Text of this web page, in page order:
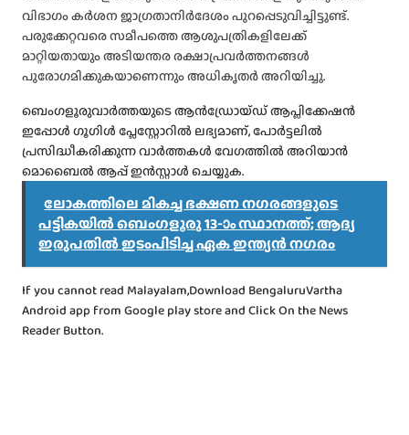
വിഭാഗം കർശന ജാഗ്രതാനിർദേശം പുറപ്പെടുവിച്ചിട്ടുണ്ട്.
പരുക്കേറ്റവരെ സമീപത്തെ ആശുപത്രികളിലേക്ക്
മാറ്റിയതായും അടിയന്തര രക്ഷാപ്രവർത്തനങ്ങൾ
പുരോഗമിക്കുകയാണെന്നും അധികൃതർ അറിയിച്ചു.
ബെംഗളൂരുവാർത്തയുടെ ആൻഡ്രോയ്ഡ് ആപ്ലിക്കേഷൻ
ഇപ്പോൾ ഗൂഗിൾ പ്ലേസ്റ്റോറിൽ ലഭ്യമാണ്, പോർട്ടലിൽ
പ്രസിദ്ധീകരിക്കുന്ന വാർത്തകൾ വേഗത്തിൽ അറിയാൻ
മൊബൈൽ ആപ്പ് ഇൻസ്റ്റാൾ ചെയ്യുക.
ലോകത്തിലെ മികച്ച ഭക്ഷണ നഗരങ്ങളുടെ
പട്ടികയിൽ ബെംഗളൂരു 13-ാം സ്ഥാനത്ത്; ആദ്യ
ഇരുപതിൽ ഇടംപിടിച്ച ഏക ഇന്ത്യൻ നഗരം
If you cannot read Malayalam,Download BengaluruVartha
Android app from Google play store and Click On the News
Reader Button.